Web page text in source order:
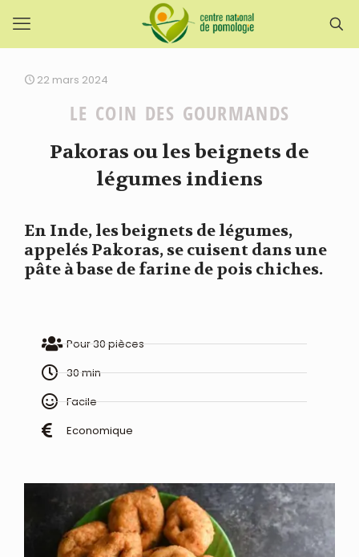
22 mars 2024
LE COIN DES GOURMANDS
Pakoras ou les beignets de
légumes indiens
En Inde, les beignets de légumes,
appelés Pakoras, se cuisent dans une
pâte à base de farine de pois chiches.
Pour 30 pièces
30 min
Facile
Economique